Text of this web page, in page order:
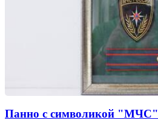
Панно с символикой "МЧС"